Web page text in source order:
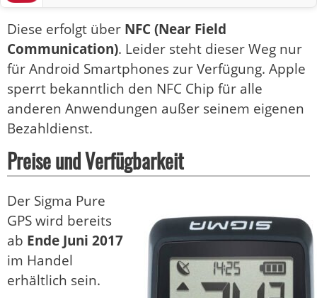
Diese erfolgt über NFC (Near Field
Communication). Leider steht dieser Weg nur
für Android Smartphones zur Verfügung. Apple
sperrt bekanntlich den NFC Chip für alle
anderen Anwendungen außer seinem eigenen
Bezahldienst.
Preise und Verfügbarkeit
Der Sigma Pure
GPS wird bereits
ab Ende Juni 2017
im Handel
erhältlich sein.